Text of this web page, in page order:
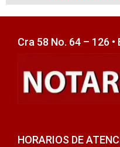
Cra 58 No. 64 – 126
HORARIOS DE